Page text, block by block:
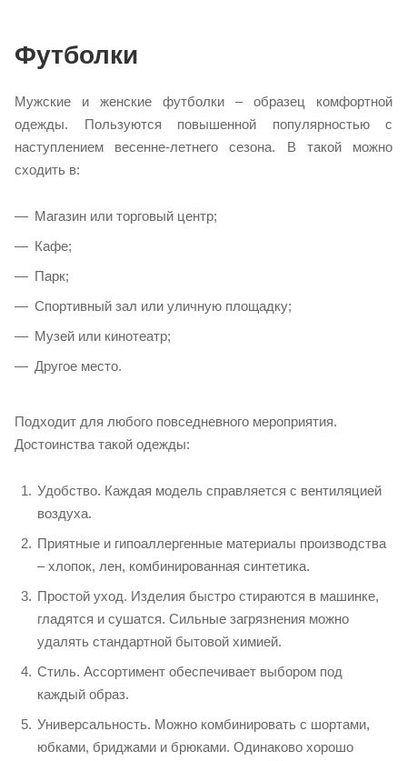
Футболки
Мужские и женские футболки – образец комфортной
одежды. Пользуются повышенной популярностью с
наступлением весенне-летнего сезона. В такой можно
сходить в:
Магазин или торговый центр;
Кафе;
Парк;
Спортивный зал или уличную площадку;
Музей или кинотеатр;
Другое место.
Подходит для любого повседневного мероприятия.
Достоинства такой одежды:
Удобство. Каждая модель справляется с вентиляцией
воздуха.
Приятные и гипоаллергенные материалы производства
– хлопок, лен, комбинированная синтетика.
Простой уход. Изделия быстро стираются в машинке,
гладятся и сушатся. Сильные загрязнения можно
удалять стандартной бытовой химией.
Стиль. Ассортимент обеспечивает выбором под
каждый образ.
Универсальность. Можно комбинировать с шортами,
юбками, бриджами и брюками. Одинаково хорошо